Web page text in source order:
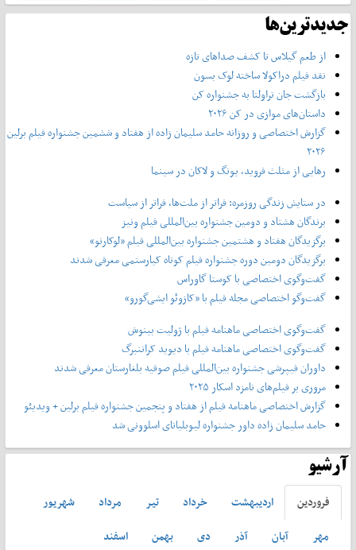
جدیدترین‌ها
از طعم گیلاس تا کشف صداهای تازه
نقد فیلم دراکولا ساخته لوک بسون
بازگشت جان تراولتا به جشنواره کن
داستان‌های موازی در کن ۲۰۲۶
گزارش اختصاصی و روزانه حامد سلیمان زاده از هفتاد و‌ ششمین جشنواره فیلم برلین
۲۰۲۶
رهایی از مثلث فروید، یونگ و لاکان در سینما
در ستایش زندگی روزمره: فراتر از ملت‌ها، فراتر از سیاست
برندگان هشتاد و دومین جشنواره بین‌المللی فیلم ونیز
برگزیدگان هفتاد و هشتمین جشنواره بین‌المللی فیلم «لوکارنو»
برگزیدگان دومین دوره جشنواره فیلم کوتاه کیارستمی معرفی شدند
گفت‌وگوی اختصاصی با کوستا گاوراس
گفت‌وگو اختصاصی مجله فیلم با «کازوئو ایشی‌گورو»
گفت‌وگوی اختصاصی ماهنامه فیلم با ژولیت بینوش
گفت‌وگوی اختصاصی ماهنامه فیلم با دیوید کراننبرگ
داوران فیپرشی جشنواره بین‌المللی فیلم صوفیه بلغارستان معرفی شدند
مروری بر فیلم‌های نامزد اسکار ۲۰۲۵
گزارش اختصاصی ماهنامه فیلم از هفتاد و پنجمین جشنواره فیلم برلین + ویدیئو
حامد سلیمان زاده داور جشنواره لیوبلیانای اسلوونی شد
آرشیو
فروردين ارديبهشت خرداد تير مرداد
شهريور
مهر
آبان آذر دی بهمن اسفند